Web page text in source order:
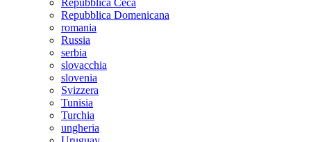
Repubblica Ceca
Repubblica Domenicana
romania
Russia
serbia
slovacchia
slovenia
Svizzera
Tunisia
Turchia
ungheria